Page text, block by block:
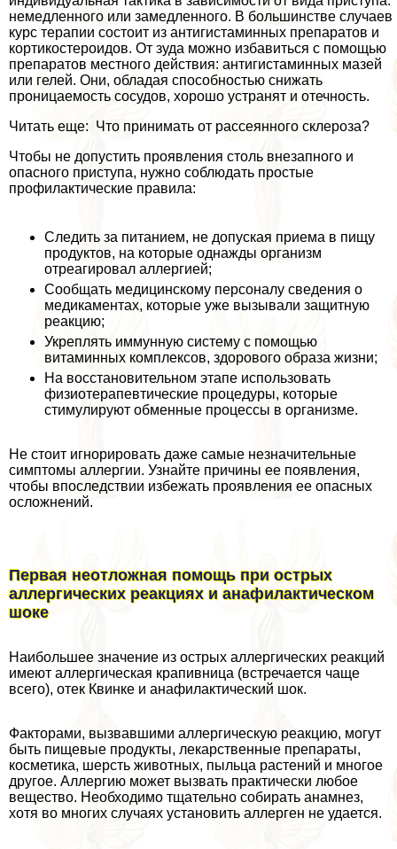
немедленного или замедленного. В большинстве случаев
курс терапии состоит из антигистаминных препаратов и
кортикостероидов. От зуда можно избавиться с помощью
препаратов местного действия: антигистаминных мазей
или гелей. Они, обладая способностью снижать
проницаемость сосудов, хорошо устранят и отечность.
Читать еще: Что принимать от рассеянного склероза?
Чтобы не допустить проявления столь внезапного и
опасного приступа, нужно соблюдать простые
профилактические правила:
Следить за питанием, не допуская приема в пищу
продуктов, на которые однажды организм
отреагировал аллергией;
Сообщать медицинскому персоналу сведения о
медикаментах, которые уже вызывали защитную
реакцию;
Укреплять иммунную систему с помощью
витаминных комплексов, здорового образа жизни;
На восстановительном этапе использовать
физиотерапевтические процедуры, которые
стимулируют обменные процессы в организме.
Не стоит игнорировать даже самые незначительные
симптомы аллергии. Узнайте причины ее появления,
чтобы впоследствии избежать проявления ее опасных
осложнений.
Первая неотложная помощь при острых
аллергических реакциях и анафилактическом
шоке
Наибольшее значение из острых аллергических реакций
имеют аллергическая крапивница (встречается чаще
всего), отек Квинке и анафилактический шок.
Факторами, вызвавшими аллергическую реакцию, могут
быть пищевые продукты, лекарственные препараты,
косметика, шерсть животных, пыльца растений и многое
другое. Аллергию может вызвать пpaктически любое
вещество. Необходимо тщательно собирать анамнез,
хотя во многих случаях установить аллерген не удается.